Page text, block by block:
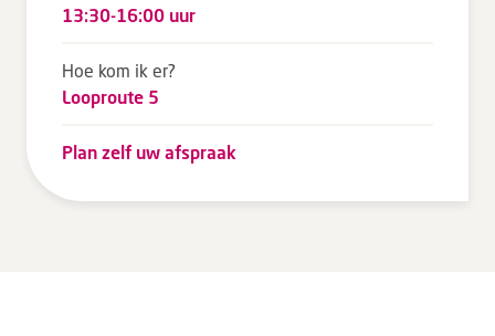
13:30-16:00 uur
Hoe kom ik er?
Looproute 5
Plan zelf uw afspraak